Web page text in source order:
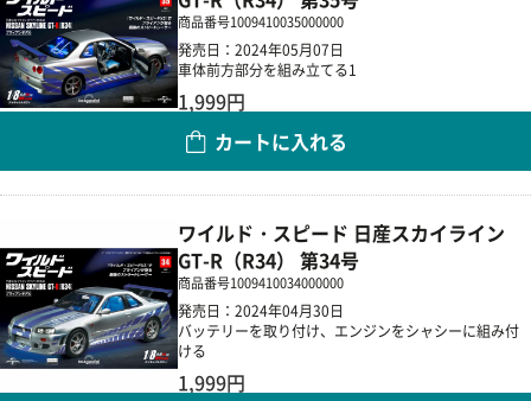
商品番号1009410035000000
発売日：2024年05月07日
車体前方部分を組み立てる1
1,999円
カートに入れる
ワイルド・スピード 日産スカイライン
GT-R（R34） 第34号
商品番号1009410034000000
発売日：2024年04月30日
バッテリーを取り付け、エンジンをシャシーに組み付
ける
1,999円